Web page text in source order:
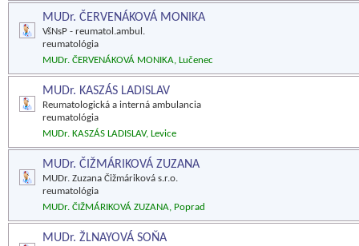
MUDr. ČERVENÁKOVÁ MONIKA
VšNsP - reumatol.ambul.
reumatológia
MUDr. ČERVENÁKOVÁ MONIKA, Lučenec
MUDr. KASZÁS LADISLAV
Reumatologická a interná ambulancia
reumatológia
MUDr. KASZÁS LADISLAV, Levice
MUDr. ČIŽMÁRIKOVÁ ZUZANA
MUDr. Zuzana Čižmáriková s.r.o.
reumatológia
MUDr. ČIŽMÁRIKOVÁ ZUZANA, Poprad
MUDr. ŽLNAYOVÁ SOŇA